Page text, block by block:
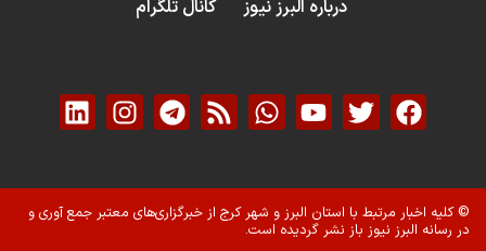
درباره البرز نیوز
کانال تلگرام
© کلیه اخبار مرتبط با استان البرز و شهر کرج از خبرگزاری‌های معتبر جمع آوری و
در رسانه البرز نیوز باز نشر گردیده است.